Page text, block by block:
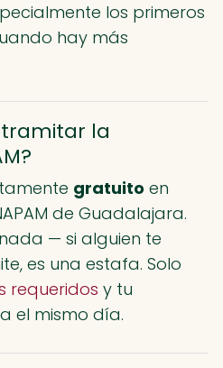
los primeros
hay más
la
gratuito en
de Guadalajara.
— si alguien te
es una estafa. Solo
requeridos y tu
el mismo día.